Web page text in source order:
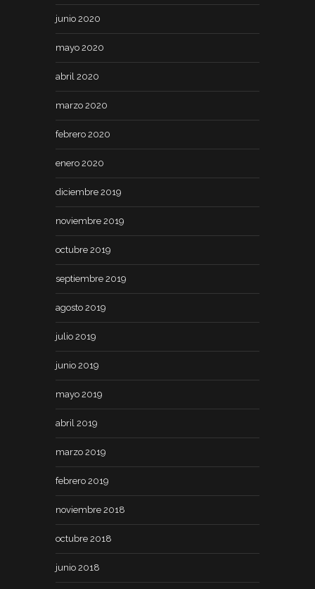
junio 2020
mayo 2020
abril 2020
marzo 2020
febrero 2020
enero 2020
diciembre 2019
noviembre 2019
octubre 2019
septiembre 2019
agosto 2019
julio 2019
junio 2019
mayo 2019
abril 2019
marzo 2019
febrero 2019
noviembre 2018
octubre 2018
junio 2018